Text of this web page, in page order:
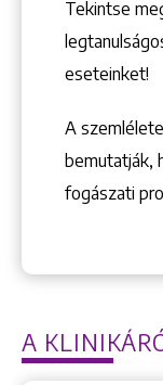
Tekintse
eseteinket!
A
bemutatják,
fogászati
A